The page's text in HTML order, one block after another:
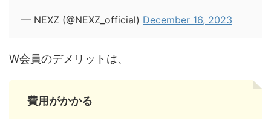
— NEXZ (@NEXZ_official) December 16, 2023
W会員のデメリットは、
費用がかかる